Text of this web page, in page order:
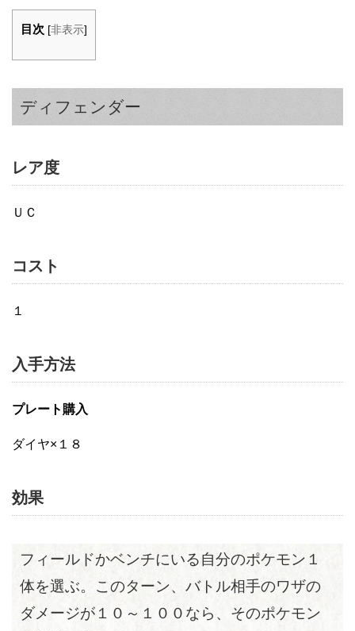
目次 [非表示]
ディフェンダー
レア度
ＵＣ
コスト
１
入手方法
プレート購入
ダイヤ×１８
効果
フィールドかベンチにいる自分のポケモン１
体を選ぶ。このターン、バトル相手のワザの
ダメージが１０～１００なら、そのポケモン